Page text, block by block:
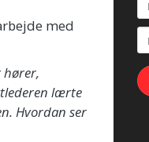
med
hører,
lærte
Hvordan ser